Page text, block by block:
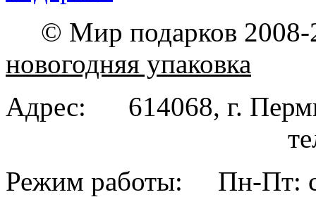
© Мир подарков
новогодняя упаковка
Адрес: 614068, г.
тел.
Режим работы: Пн-Пт: